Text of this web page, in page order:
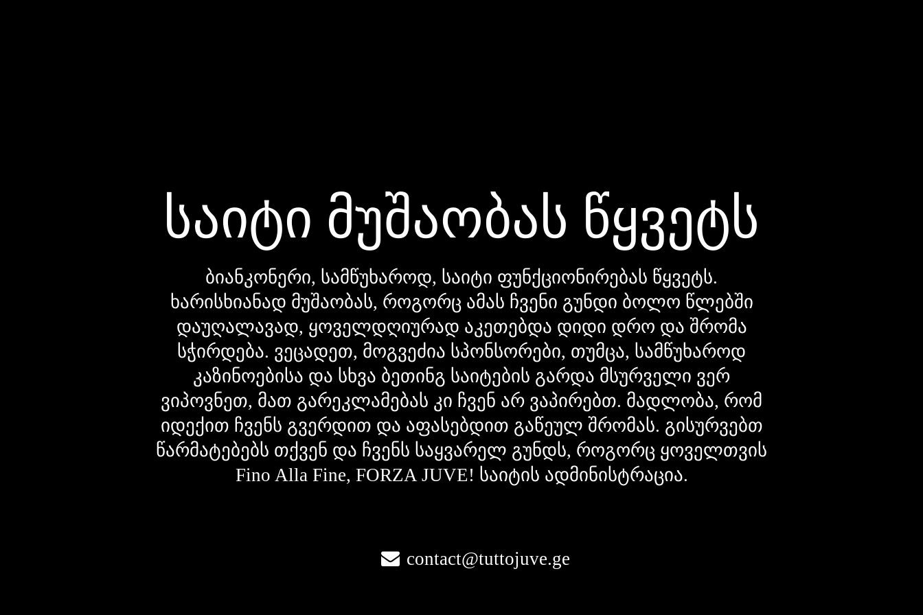
საიტი მუშაობას წყვეტს
ბიანკონერი, სამწუხაროდ, საიტი ფუნქციონირებას წყვეტს.
ხარისხიანად მუშაობას, როგორც ამას ჩვენი გუნდი ბოლო წლებში
დაუღალავად, ყოველდღიურად აკეთებდა დიდი დრო და შრომა
სჭირდება. ვეცადეთ, მოგვეძია სპონსორები, თუმცა, სამწუხაროდ
კაზინოებისა და სხვა ბეთინგ საიტების გარდა მსურველი ვერ
ვიპოვნეთ, მათ გარეკლამებას კი ჩვენ არ ვაპირებთ. მადლობა, რომ
იდექით ჩვენს გვერდით და აფასებდით გაწეულ შრომას. გისურვებთ
წარმატებებს თქვენ და ჩვენს საყვარელ გუნდს, როგორც ყოველთვის
Fino Alla Fine, FORZA JUVE! საიტის ადმინისტრაცია.
contact@tuttojuve.ge